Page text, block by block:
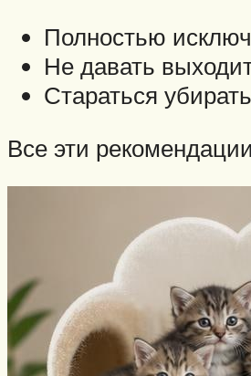
Полностью
Не давать
Стараться
Все эти